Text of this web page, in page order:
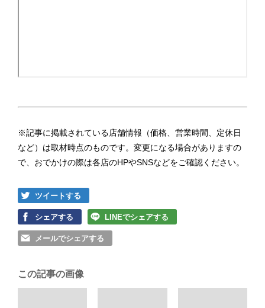
※記事に掲載されている店舗情報（価格、営業時間、定休日
など）は取材時点のものです。変更になる場合がありますの
で、おでかけの際は各店のHPやSNSなどをご確認ください。
ツイートする
シェアする LINEでシェアする
メールでシェアする
この記事の画像